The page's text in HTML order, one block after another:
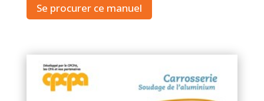
Se procurer ce manuel